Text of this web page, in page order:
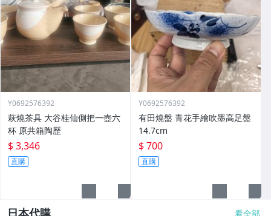
Y0692576392
萩燒茶具 大谷桂仙側把一壺六
杯 原共箱陶歷
$ 3,346
直購
Y0692576392
有田燒盤 青花手繪吹墨高足盤
14.7cm
$ 700
直購
日本代購 看全部